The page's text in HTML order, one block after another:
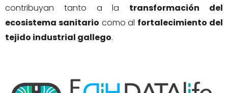
contribuyan tanto a la transformación del
ecosistema sanitario como al fortalecimiento del
tejido industrial gallego.